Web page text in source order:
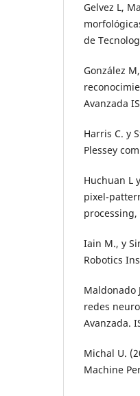
Gelvez L,
de
González
Avanzada
Harris C. y
Plessey
Huchuan L
pixel-
processing,
Iain M., y
Robotics
Maldonado
redes
Avanzada.
Michal U.
Machine